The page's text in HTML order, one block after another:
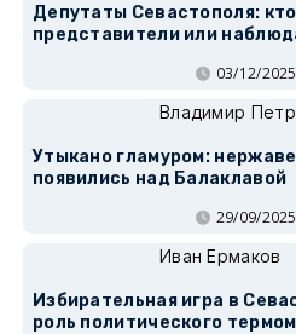
Депутаты Севастополя:
представители или
03/12/
Владимир
Утыкано гламуром:
появились над Балаклавой
29/09/
Иван Ермаков
Избирательная игра в
роль политического